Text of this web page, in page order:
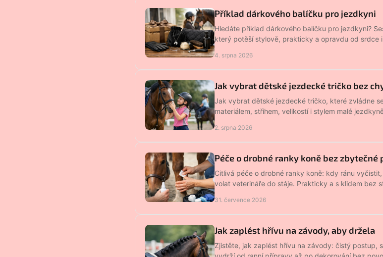
Příklad dárkového balíčku pro jezdkyni
Hledáte příklad dárkového balíčku pro jezdkyni?
který potěší stylově, prakticky a opravdu od srdce i
4. srpna 2026
Jak vybrat dětské jezdecké tričko bez
Jak vybrat dětské jezdecké tričko, které zvládne
materiálem, střihem, velikostí i stylem malé
2. srpna 2026
Péče o drobné ranky koně bez zbytečné
Citlivá péče o drobné ranky koně: kdy ránu
volat veterináře do stáje. Prakticky a s klidem bez
31. července 2026
Jak zaplést hřívu na závody, aby držela
Zjistěte, jak zaplést hřívu na závody: čistý postup,